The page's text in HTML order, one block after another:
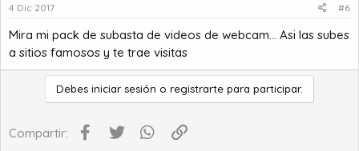
4 Dic 2017 #6
Mira mi pack de subasta de videos de webcam... Asi las subes
a sitios famosos y te trae visitas
Debes iniciar sesión o registrarte para participar.
Compartir: Facebook
Twitter WhatsApp